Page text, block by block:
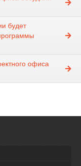
будет
офиса